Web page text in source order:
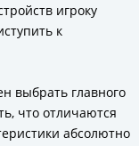
игроку
к
выбрать главного
что отличаются
абсолютно